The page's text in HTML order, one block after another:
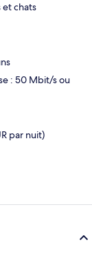
et chats
: 50 Mbit/s ou
par nuit)